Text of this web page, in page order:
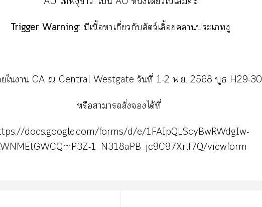
Trigger Warning: มีเนื้อาเกี่ยวกับสัตว์เลื้อยาะเงู
ใา CA ณ Central Westgate วันที่ 1-2 พ.ย. 2568 บูธ H29-30
หรือาาสั่งได้ที่
docs.google.com/forms/d/e/1FAIpQLScyBwRWdgIw-
1_N318aPB_jc9C97Xrlf7Q/viewform